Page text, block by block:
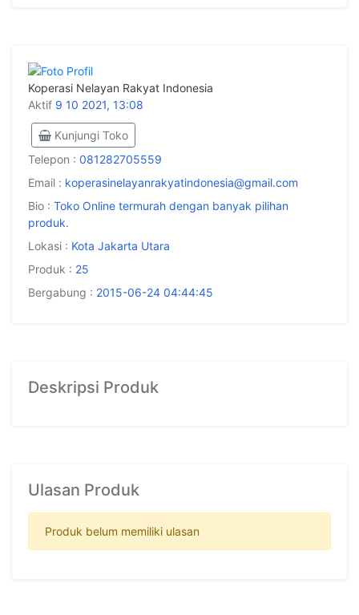
Koperasi Nelayan Rakyat Indonesia
Aktif 9 10 2021, 13:08
Kunjungi Toko
Telepon : 081282705559
Email : koperasinelayanrakyatindonesia@gmail.com
Bio : Toko Online termurah dengan banyak pilihan
produk.
Lokasi : Kota Jakarta Utara
Produk : 25
Bergabung : 2015-06-24 04:44:45
Deskripsi Produk
Ulasan Produk
Produk belum memiliki ulasan